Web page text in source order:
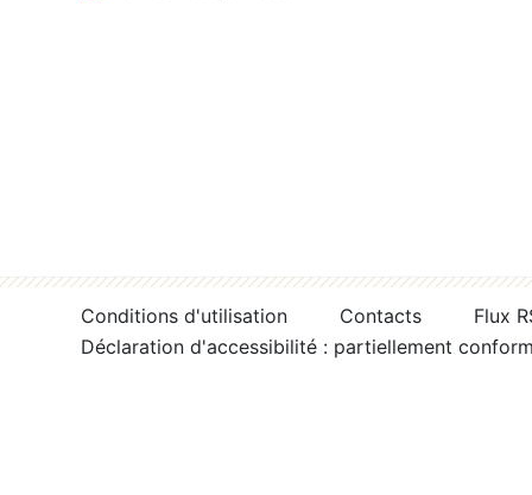
Conditions d'utilisation Contacts
Flux
Déclaration d'accessibilité : partiellement